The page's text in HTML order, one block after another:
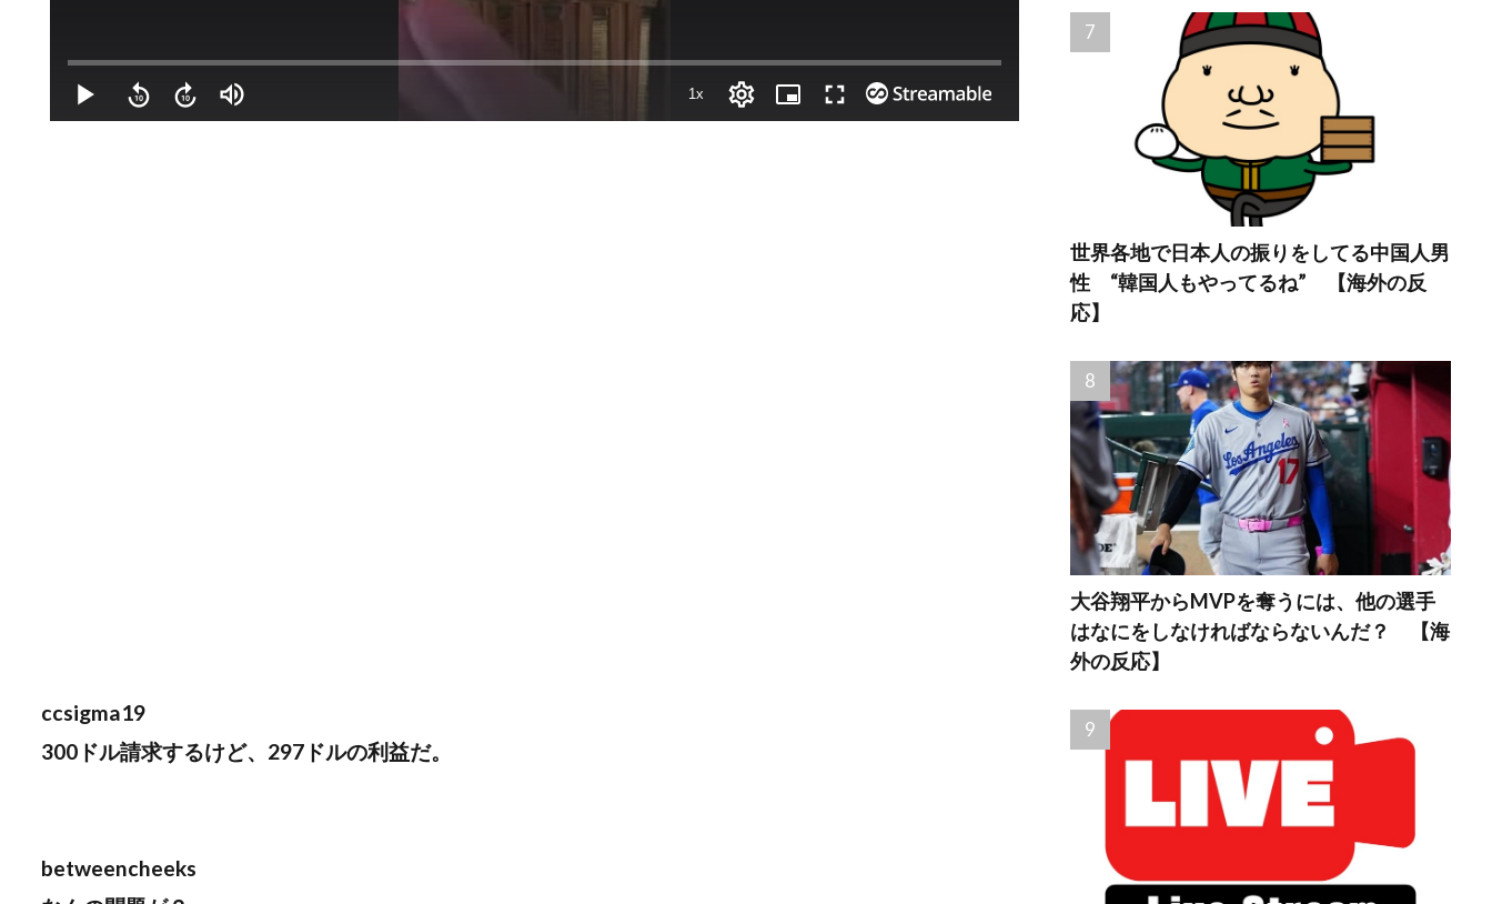
ccsigma19
300ドル請求するけど、297ドルの利益だ。
betweencheeks
世界各地で日本人の振りをしてる中国人男
性 “韓国人もやってるね” 【海外の反
応】
大谷翔平からMVPを奪うには、他の選手
はなにをしなければならないんだ？ 【海
外の反応】